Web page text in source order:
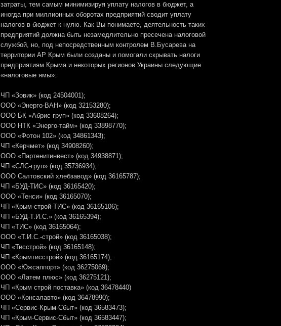
затраты, тем самым минимизируя уплату налогов в бюджет, а
иногда при миллионных оборотах предприятий сводит уплату
налогов в бюджет к нулю. Как Вы понимаете, деятельность таких
предприятий должна быть незамедлительно пресечена налоговой
службой, но, под непосредственным контролем В.Бусарева на
территории АР Крым были созданы и помогали скрывать налоги
предприятиям Крыма и некоторых регионов Украины следующие
«налоговые ямы»:
ЧП «Зовик» (код 24504001);
ООО «Энерго-ВАН» (код 32153280);
ООО БК «Абрис-груп» (код 33608264);
ООО НТК «Энерго-тайм» (код 33898770);
ООО «Фотон 102» (код 34861343);
ЧП «Керчмет» (код 34908260);
ООО «Партенитинвест» (код 34938871);
ЧП «СЛС-груп» (код 35736934);
ООО Салтовский хлебзавод» (код 36165787);
ЧП «БУД-ТИС» (код 36165420);
ООО «Тенси» (код 36165070);
ЧП «Крым-строй-ТИС» (код 36165106);
ЧП «БУД-Т.И.С.» (код 36165394);
ЧП «ТИС» (код 36165064);
ООО «Т.И.С.-строй» (код 36165038);
ЧП «Тисстрой» (код 36165148);
ЧП «Крымтисстрой» (код 36165174);
ООО «Южсаппорт» (код 36275069);
ООО «Латем плюс» (код 36275121);
ЧП «Крым строй поставка» (код 36478440)
ООО «Консалавто» (код 36478990);
ЧП «Сервис-Крым-Сбыт» (код 36583473);
ЧП «Крым-Сервис-Сбыт» (код 36583447);